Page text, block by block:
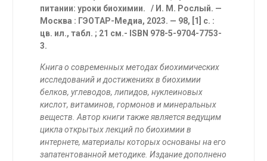
питании: уроки биохимии. / И. М. Рослый. —
Москва : ГЭОТАР-Медиа, 2023. — 98, [1] с. :
цв. ил., табл. ; 21 см.- ISBN 978-5-9704-7753-
3.
Книга о современных методах биохимических
исследований и достижениях в биохимии
белков, углеводов, липидов, нуклеиновых
кислот, витаминов, гормонов и минеральных
веществ. Автор книги также является ведущим
цикла открытых лекций по биохимии в
интернете, материалы которых основаны на его
запатентованной методике. Издание дополнено